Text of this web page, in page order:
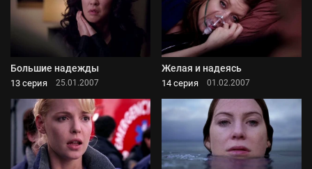
Большие надежды
13 серия 25.01.2007
Желая и надеясь
14 серия 01.02.2007